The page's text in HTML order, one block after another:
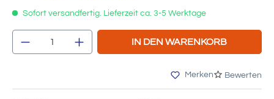
Sofort versandfertig. Lieferzeit ca. 3-5 Werktage
Produkt Anzahl: Gib den gewünschten
IN DEN WARENKORB
Merken Bewerten